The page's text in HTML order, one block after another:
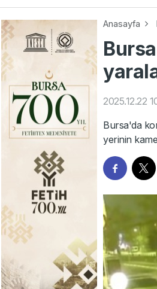
Anasayfa
2025.12.22
Bursa'da
yerinin